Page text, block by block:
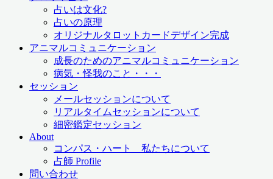
占いは文化?
占いの原理
オリジナルタロットカードデザイン完成
アニマルコミュニケーション
成長のためのアニマルコミュニケーション
病気・怪我のこと・・・
セッション
メールセッションについて
リアルタイムセッションについて
細密鑑定セッション
About
コンパス・ハート 私たちについて
占師 Profile
問い合わせ